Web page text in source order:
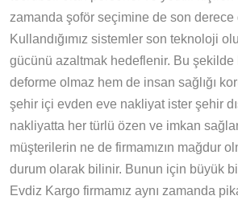
zamanda şoför seçimine de son derece
Kullandığımız sistemler son teknoloji
gücünü azaltmak hedeflenir. Bu şekilde
deforme olmaz hem de insan sağlığı
şehir içi evden eve nakliyat ister şehir
nakliyatta her türlü özen ve imkan
müşterilerin ne de firmamızın mağdur
durum olarak bilinir. Bunun için büyük
Evdiz Kargo firmamız aynı zamanda